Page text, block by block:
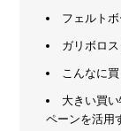
/
フェルト
ガリボロ
こんなに
大きい買
ペーンを活用